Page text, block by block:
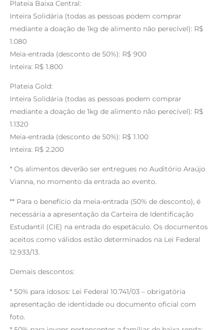
Plateia Baixa Central:
Inteira Solidária (todas as pessoas podem comprar
mediante a doação de 1kg de alimento não perecível): R$
1.080
Meia-entrada (desconto de 50%): R$ 900
Inteira: R$ 1.800
Plateia Gold:
Inteira Solidária (todas as pessoas podem comprar
mediante a doação de 1kg de alimento não perecível): R$
1.1320
Meia-entrada (desconto de 50%): R$ 1.100
Inteira: R$ 2.200
* Os alimentos deverão ser entregues no Auditório Araújo
Vianna, no momento da entrada ao evento.
** Para o benefício da meia-entrada (50% de desconto), é
necessária a apresentação da Carteira de Identificação
Estudantil (CIE) na entrada do espetáculo. Os documentos
aceitos como válidos estão determinados na Lei Federal
12.933/13.
Demais descontos:
* 50% para idosos: Lei Federal 10.741/03 – obrigatória
apresentação de identidade ou documento oficial com
foto.